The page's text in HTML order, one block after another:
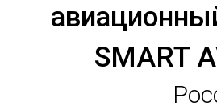
SMART